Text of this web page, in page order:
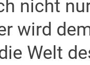
nicht
wird
Welt